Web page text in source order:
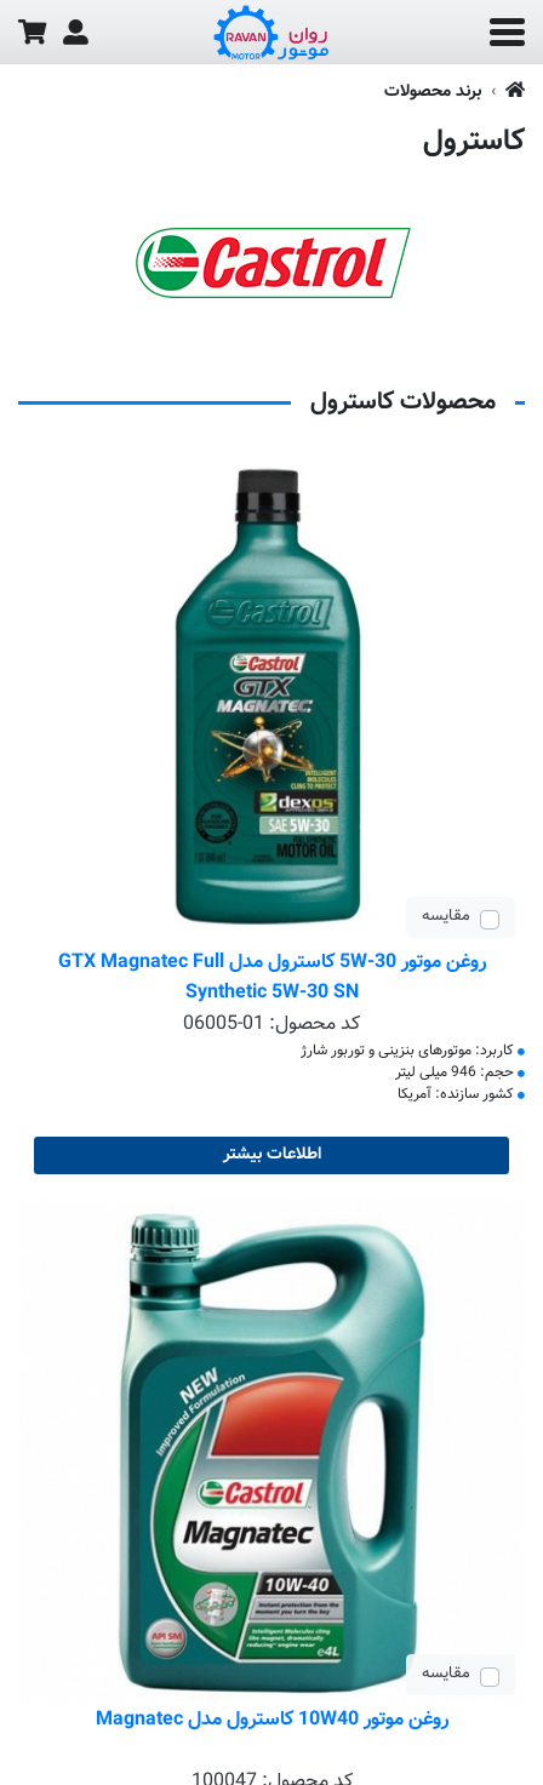
برند محصولات
کاسترول
محصولات کاسترول
مقایسه
روغن موتور 5W-30 کاسترول مدل GTX Magnatec Full
Synthetic 5W-30 SN
کد محصول: 06005-01
کاربرد: موتورهای بنزینی و توربور شارژ
حجم: 946 میلی لیتر
کشور سازنده: آمریکا
اطلاعات بیشتر
مقایسه
روغن موتور 10W40 کاسترول مدل Magnatec